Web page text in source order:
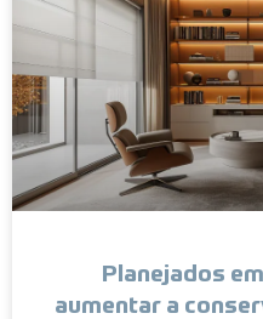
Planejados
aumentar a